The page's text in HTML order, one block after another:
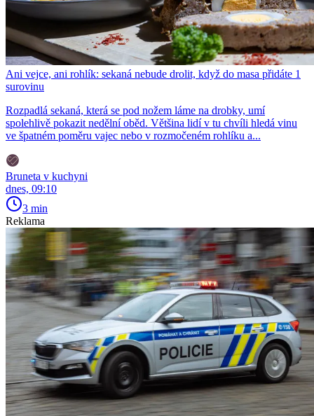
Ani vejce, ani rohlík: sekaná nebude drolit, když do masa přidáte 1
surovinu
Rozpadlá sekaná, která se pod nožem láme na drobky, umí
spolehlivě pokazit nedělní oběd. Většina lidí v tu chvíli hledá vinu
ve špatném poměru vajec nebo v rozmočeném rohlíku a...
Bruneta v kuchyni
dnes, 09:10
3 min
Reklama